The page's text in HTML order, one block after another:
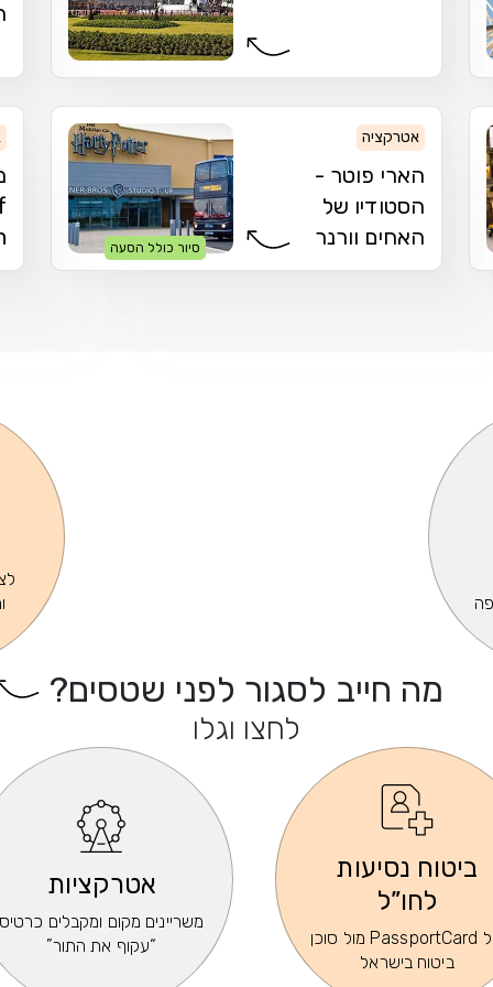
אטרקציה
הארי פוטר -
הסטודיו של
האחים וורנר
סיור כולל הסעה
מה חייב לסגור לפני שטסים?
לחצו וגלו
ביטוח נסיעות
לחו”ל
של PassportCard מול סוכן
ביטוח בישראל
אטרקציות
משריינים מקום ומקבלים
“עקוף את התור”